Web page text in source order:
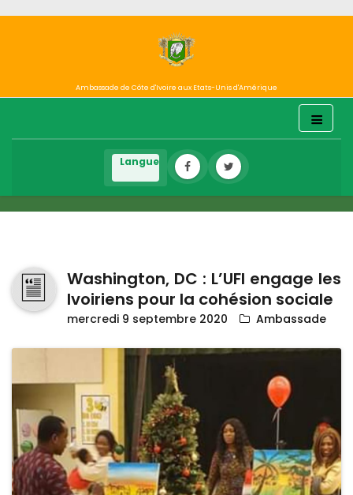
Ambassade de Côte d'Ivoire aux Etats-Unis d'Amérique
Washington, DC : L’UFI engage les
Ivoiriens pour la cohésion sociale
mercredi 9 septembre 2020 Ambassade